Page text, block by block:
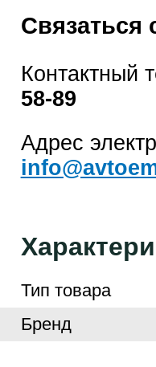
Связаться
Контактный
58-89
Адрес
Тип товара
Бренд